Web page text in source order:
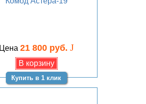
Цена 21 800 руб. J
Купить в 1 клик